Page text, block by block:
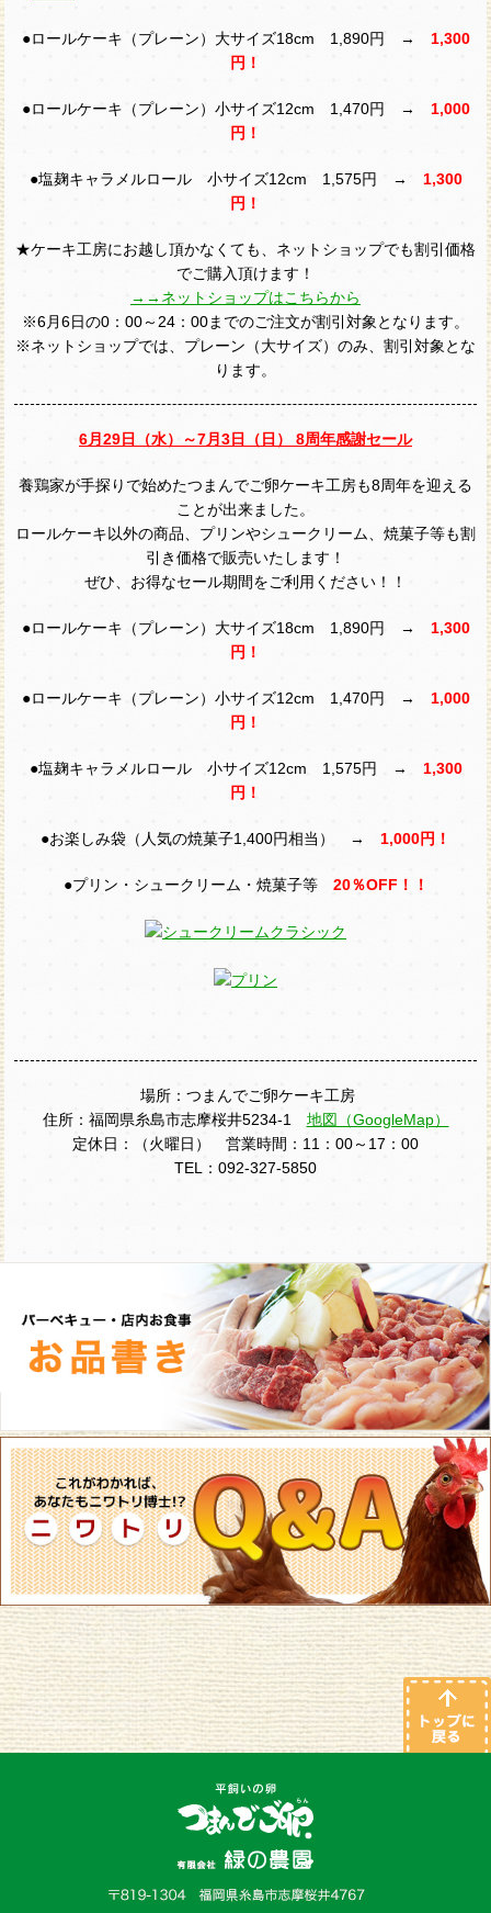
●ロールケーキ（プレーン）大サイズ18cm 1,890円 → 1,300
円！
●ロールケーキ（プレーン）小サイズ12cm 1,470円 → 1,000
円！
●塩麹キャラメルロール 小サイズ12cm 1,575円 → 1,300
円！
★ケーキ工房にお越し頂かなくても、ネットショップでも割引価格
でご購入頂けます！
→→ネットショップはこちらから
※6月6日の0：00～24：00までのご注文が割引対象となります。
※ネットショップでは、プレーン（大サイズ）のみ、割引対象とな
ります。
6月29日（水）～7月3日（日） 8周年感謝セール
養鶏家が手探りで始めたつまんでご卵ケーキ工房も8周年を迎える
ことが出来ました。
ロールケーキ以外の商品、プリンやシュークリーム、焼菓子等も割
引き価格で販売いたします！
ぜひ、お得なセール期間をご利用ください！！
●ロールケーキ（プレーン）大サイズ18cm 1,890円 → 1,300
円！
●ロールケーキ（プレーン）小サイズ12cm 1,470円 → 1,000
円！
●塩麹キャラメルロール 小サイズ12cm 1,575円 → 1,300
円！
●お楽しみ袋（人気の焼菓子1,400円相当） → 1,000円！
●プリン・シュークリーム・焼菓子等 20％OFF！！
場所：つまんでご卵ケーキ工房
住所：福岡県糸島市志摩桜井5234-1 地図（GoogleMap）
定休日：（火曜日） 営業時間：11：00～17：00
TEL：092-327-5850